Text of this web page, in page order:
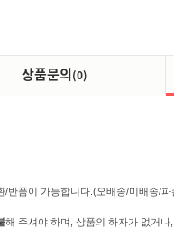
상품문의(0)
반품이 가능합니다.(오배송/미배송/
해 주셔야 하며, 상품의 하자가 없거